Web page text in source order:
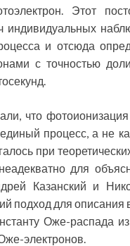
Этот
и отсюда
с точностью
что
единый процесс, а не
при
для
Казанский и
подход для
Оже-распада
электронов.